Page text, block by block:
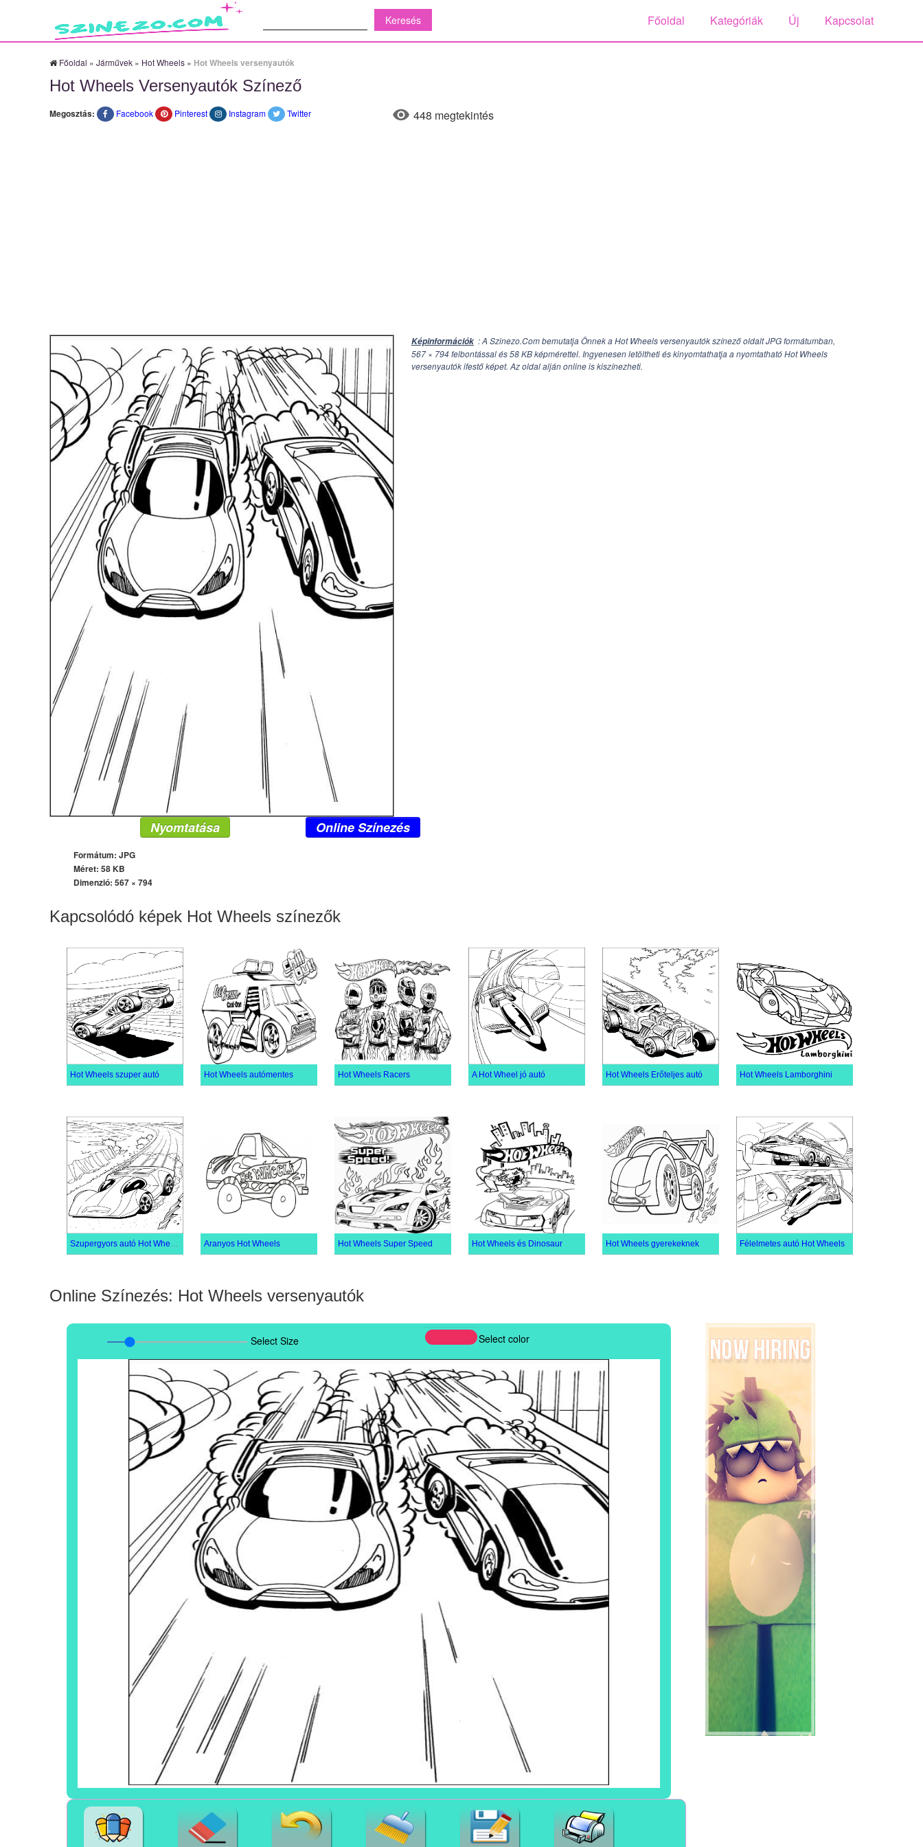
Főoldal Kategóriák Új Kapcsolat
Főoldal » Járművek » Hot Wheels » Hot Wheels versenyautók
Hot Wheels Versenyautók Színező
Megosztás: Facebook Pinterest Instagram Twitter 448 megtekintés
Képinformációk : A Szinezo.Com bemutatja Önnek a Hot Wheels versenyautók színező oldalt JPG formátumban,
567 × 794felbontással és 58 KB képmérettel. Ingyenesen letöltheti és kinyomtathatja a nyomtatható Hot Wheels
versenyautók ifestő képet. Az oldal alján online is kiszínezheti.
Nyomtatása Online Színezés
Formátum: JPG
Méret: 58 KB
Dimenzió: 567 × 794
Kapcsolódó képek Hot Wheels színezők
Hot Wheels szuper autó Hot Wheels autómentes Hot Wheels Racers A Hot Wheel jó autó Hot Wheels Erőteljes autó Hot Wheels Lamborghini
Szupergyors autó Hot Wheels Aranyos Hot Wheels Hot Wheels Super Speed Hot Wheels és Dinosaur Hot Wheels gyerekeknek Félelmetes autó Hot Wheels
Online Színezés: Hot Wheels versenyautók
Select Size Select color